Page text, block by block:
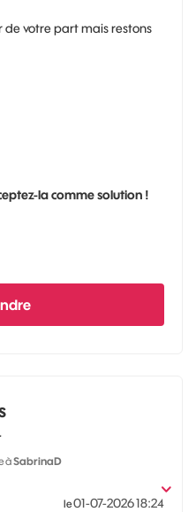
de votre part mais restons
la comme solution !
àSabrinaD
le‎01-07-202618:24